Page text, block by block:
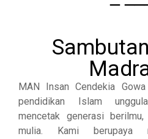
MAN Insan Cendekia
pendidikan Islam
mencetak generasi
mulia. Kami berupaya